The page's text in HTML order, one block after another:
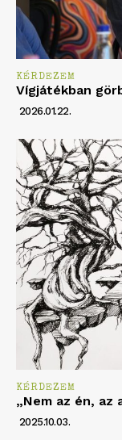
KÉRDEZEM
Vígjátékban
2026.01.22.
KÉRDEZEM
„Nem az én, az
2025.10.03.